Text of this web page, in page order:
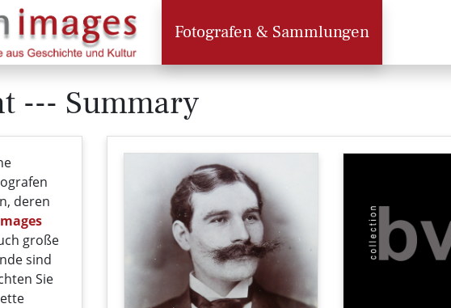
Fotografen & Sammlungen
--- Summary
deren
große
sind
Sie